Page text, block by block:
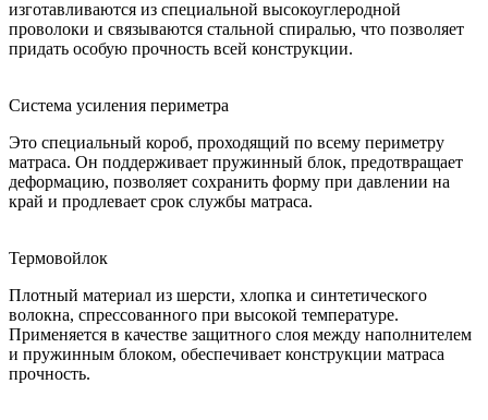
изготавливаются из специальной высокоуглеродной
проволоки и связываются стальной спиралью, что позволяет
придать особую прочность всей конструкции.
Система усиления периметра
Это специальный короб, проходящий по всему периметру
матраса. Он поддерживает пружинный блок, предотвращает
деформацию, позволяет сохранить форму при давлении на
край и продлевает срок службы матраса.
Термовойлок
Плотный материал из шерсти, хлопка и синтетического
волокна, спрессованного при высокой температуре.
Применяется в качестве защитного слоя между наполнителем
и пружинным блоком, обеспечивает конструкции матраса
прочность.